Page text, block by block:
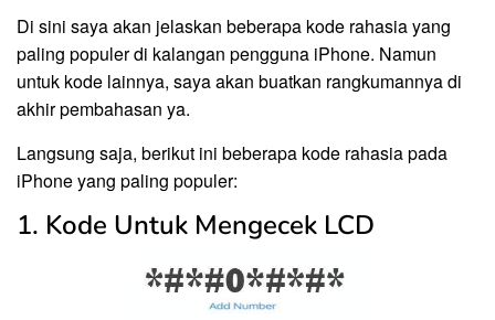
Di sini saya akan jelaskan beberapa kode rahasia yang
paling populer di kalangan pengguna iPhone. Namun
untuk kode lainnya, saya akan buatkan rangkumannya di
akhir pembahasan ya.
Langsung saja, berikut ini beberapa kode rahasia pada
iPhone yang paling populer:
1. Kode Untuk Mengecek LCD